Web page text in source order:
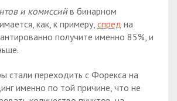
и комиссийв бинарном
как, к примеру, спред на
получите именно 85%, и
стали переходить с Форекса на
именно по той причине, что не